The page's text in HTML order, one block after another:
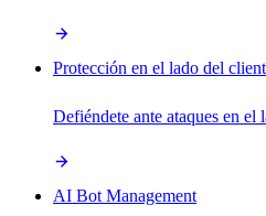
Protección en el lado del
Defiéndete ante ataques en el
AI Bot Management